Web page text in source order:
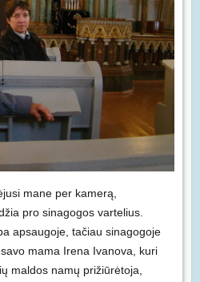
mane per kamerą,
pro sinagogos vartelius.
apsaugoje, tačiau sinagogoje
mama Irena Ivanova, kuri
maldos namų prižiūrėtoja,